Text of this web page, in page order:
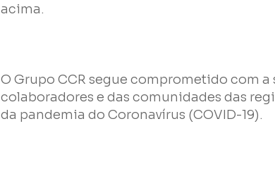
acima.
O Grupo CCR segue comprometido com a
colaboradores e das comunidades das
da pandemia do Coronavírus (COVID-19).